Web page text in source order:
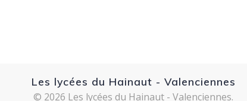
Les lycées du Hainaut - Valenciennes
© 2026 Les lycées du Hainaut - Valenciennes.